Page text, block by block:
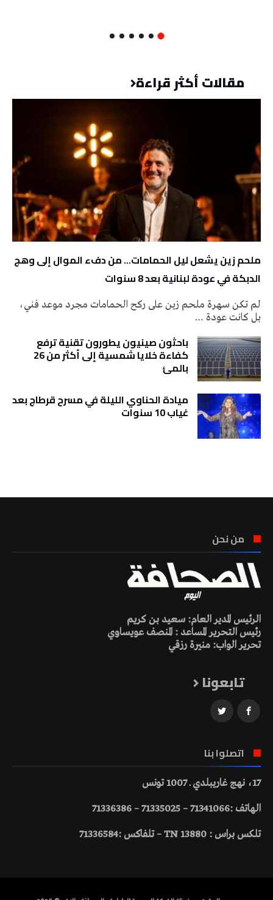
مقالات أكثر قراءة
ملحم زين يشعل ليل الحمامات… من دفء الموال إلى وهج
الدبكة في عودة لبنانية بعد 8 سنوات
لم تكن سهرة ملحم زين على ركح الحمامات مجرد موعد فني،
بل كانت عودة …
باحثون صينيون يطورون تقنية ترفع
كفاءة خلايا شمسية إلى أكثر من 26
بالمئ
ميادة الحناوي الليلة في مسرح قرطاج بعد
غياب 10 سنوات
من نحن
الرئيس المدير العام: سعيد بن كريم
رئيس التحرير المساعد : المنصف عويساوي
تحرير الواب: منيرة رزقي
تابعونا
اتصلوا بنا
17، نهج غاريبلدي ـ 1007 تونس
الهاتف :71341066 – 71335025 – 71336386
تلكس براس : 13880 TN – تلفاكس :71336584